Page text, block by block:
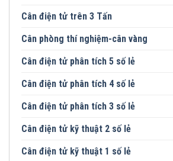
Cân điện tử trên 3 Tấn
Cân phòng thí nghiệm-cân vàng
Cân điện tử phân tích 5 số lẻ
Cân điện tử phân tích 4 số lẻ
Cân điện tử phân tích 3 số lẻ
Cân điện tử kỹ thuật 2 số lẻ
Cân điện tử kỹ thuật 1 số lẻ